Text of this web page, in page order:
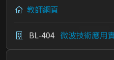
教師網頁
BL-404 微波技術應用